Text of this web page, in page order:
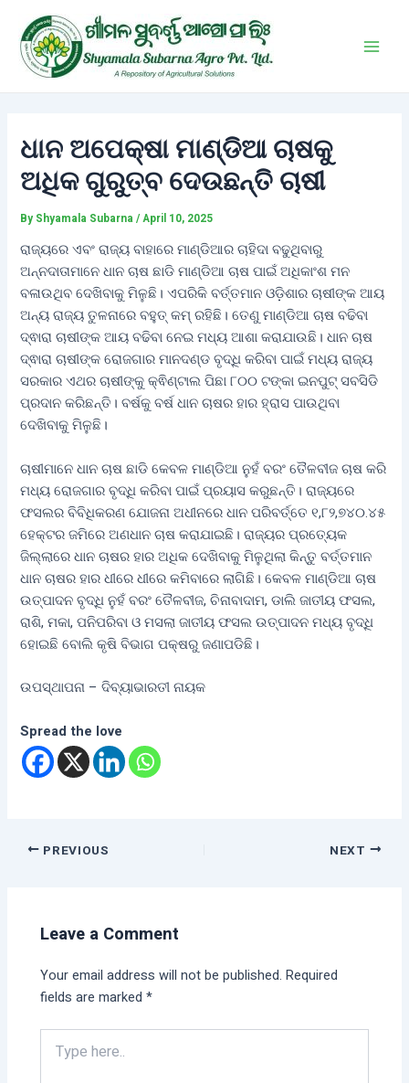
content
ଧାନ ଅପେକ୍ଷା ମାଣ୍ଡିଆ ଚାଷକୁ
ଅଧିକ ଗୁରୁତ୍ବ ଦେଉଛନ୍ତି ଚାଷୀ
By Shyamala Subarna/April 10, 2025
ରାଜ୍ୟରେ ଏବଂ ରାଜ୍ୟ ବାହାରେ ମାଣ୍ଡିଆର ଚାହିଦା ବଢୁଥିବାରୁ
ଅନ୍ନଦାତାମାନେ ଧାନ ଚାଷ ଛାଡି ମାଣ୍ଡିଆ ଚାଷ ପାଇଁ ଅଧିକାଂଶ ମନ
ବଳାଉଥିବ ଦେଖିବାକୁ ମିଳୁଛି। ଏପରିକି ବର୍ତ୍ତମାନ ଓଡ଼ିଶାର ଚାଷୀଙ୍କ ଆୟ
ଅନ୍ୟ ରାଜ୍ୟ ତୁଳନାରେ ବହୁତ୍ କମ୍ ରହିଛି। ତେଣୁ ମାଣ୍ଡିଆ ଚାଷ ବଢିବା
ଦ୍ଵାରା ଚାଷୀଙ୍କ ଆୟ ବଢିବା ନେଇ ମଧ୍ୟ ଆଶା କରାଯାଉଛି। ଧାନ ଚାଷ
ଦ୍ଵାରା ଚାଷୀଙ୍କ ରୋଜଗାର ମାନଦଣ୍ଡ ବୃଦ୍ଧି କରିବା ପାଇଁ ମଧ୍ୟ ରାଜ୍ୟ
ସରକାର ଏଥର ଚାଷୀଙ୍କୁ କ୍ଵିଣ୍ଟାଲ ପିଛା ୮୦୦ ଟଙ୍କା ଇନପୁଟ୍ ସବସିଡି
ପ୍ରଦାନ କରିଛନ୍ତି। ବର୍ଷକୁ ବର୍ଷ ଧାନ ଚାଷର ହାର ହ୍ରାସ ପାଉଥିବା
ଦେଖିବାକୁ ମିଳୁଛି।
ଚାଷୀମାନେ ଧାନ ଚାଷ ଛାଡି କେବଳ ମାଣ୍ଡିଆ ନୁହଁ ବରଂ ତୈଳବୀଜ ଚାଷ କରି
ମଧ୍ୟ ରୋଜଗାର ବୃଦ୍ଧି କରିବା ପାଇଁ ପ୍ରୟାସ କରୁଛନ୍ତି। ରାଜ୍ୟରେ
ଫସଲର ବିବିଧିକରଣ ଯୋଜନା ଅଧୀନରେ ଧାନ ପରିବର୍ତ୍ତେ ୧,୮୨,୭୪୦.୪୫
ହେକ୍ଟର ଜମିରେ ଅଣଧାନ ଚାଷ କରାଯାଇଛି। ରାଜ୍ୟର ପ୍ରତ୍ୟେକ
ଜିଲ୍ଲାରେ ଧାନ ଚାଷର ହାର ଅଧିକ ଦେଖିବାକୁ ମିଳୁଥିଲା କିନ୍ତୁ ବର୍ତ୍ତମାନ
ଧାନ ଚାଷର ହାର ଧୀରେ ଧୀରେ କମିବାରେ ଲାଗିଛି। କେବଳ ମାଣ୍ଡିଆ ଚାଷ
ଉତ୍ପାଦନ ବୃଦ୍ଧି ନୁହଁ ବରଂ ତୈଳବୀଜ, ଚିନାବାଦାମ, ଡାଲି ଜାତୀୟ ଫସଲ,
ରାଶି, ମକା, ପନିପରିବା ଓ ମସଲା ଜାତୀୟ ଫସଲ ଉତ୍ପାଦନ ମଧ୍ୟ ବୃଦ୍ଧି
ହୋଇଛି ବୋଲି କୃଷି ବିଭାଗ ପକ୍ଷରୁ ଜଣାପଡିଛି।
ଉପସ୍ଥାପନା – ଦିବ୍ୟାଭାରତୀ ନାୟକ
Spread the love
navigation
PREVIOUS NEXT
Leave a Comment
Your email address will not be published. Required
fields are marked*
here..